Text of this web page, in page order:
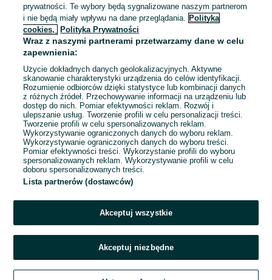
6 500 - 7 500 zł / mies. brutto
Warszawa, Wesoła
Pełny etat
Umowa o pracę
Specjalne wymagania: Książeczka sanepidowska
Doświadczenie nie jest wymagane
Dyspozycyjność: Praca zmianowa
Miejsce pracy: W siedzibie firmy
Odświeżono dnia 03 sierpnia 2026
Strona główna Praca Prace magazynowe
Mazowieckie
Prace magazynowe - Warszawa
KATEGORIA
Aplikuj
prywatności. Te wybory będą sygnalizowane naszym partnerom
i nie będą miały wpływu na dane przeglądania. Polityka
cookies,
Polityka Prywatności
Wraz z naszymi partnerami przetwarzamy dane w celu
zapewnienia:
Użycie dokładnych danych geolokalizacyjnych. Aktywne
skanowanie charakterystyki urządzenia do celów identyfikacji.
Rozumienie odbiorców dzięki statystyce lub kombinacji danych
z różnych źródeł. Przechowywanie informacji na urządzeniu lub
dostęp do nich. Pomiar efektywności reklam. Rozwój i
ulepszanie usług. Tworzenie profili w celu personalizacji treści.
Tworzenie profili w celu spersonalizowanych reklam.
Wykorzystywanie ograniczonych danych do wyboru reklam.
Wykorzystywanie ograniczonych danych do wyboru treści.
Pomiar efektywności treści. Wykorzystanie profili do wyboru
spersonalizowanych reklam. Wykorzystywanie profili w celu
doboru spersonalizowanych treści.
Lista partnerów (dostawców)
Akceptuj wszystkie
Akceptuj niezbędne